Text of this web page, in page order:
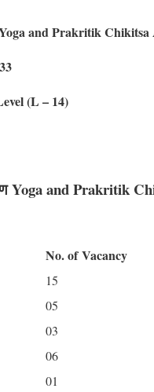
and Prakritik Chikitsa
(L – 14)
Yoga and Prakritik
No. ofVacancy
15
05
03
06
01